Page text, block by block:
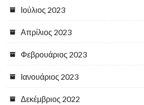
Ιούλιος 2023
Απρίλιος 2023
Φεβρουάριος 2023
Ιανουάριος 2023
Δεκέμβριος 2022